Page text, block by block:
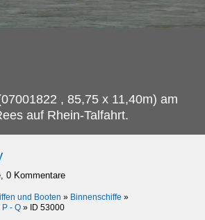
, 85,75 x 11,40m) am
auf Rhein-Talfahrt.
0 Kommentare
und Booten » Binnenschiffe »
P - Q » ID 53000